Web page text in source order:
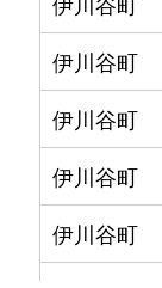
伊川谷町
伊川谷町
伊川谷町
伊川谷町